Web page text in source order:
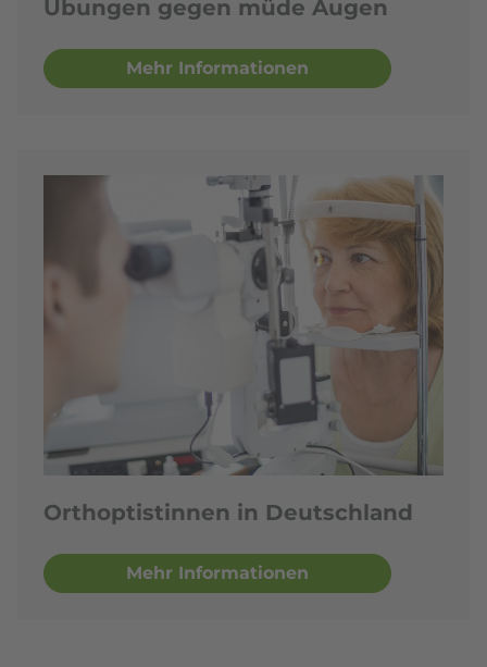
Übungen gegen müde Augen
Mehr Informationen
Orthoptistinnen in Deutschland
Mehr Informationen